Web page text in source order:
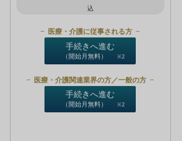
込
医療・介護に従事される方
手続きへ進む
（開始月無料） ※2
医療・介護関連業界の方／一般の方
手続きへ進む
（開始月無料） ※2